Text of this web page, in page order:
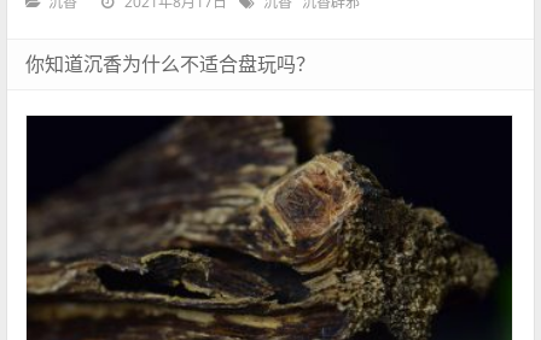
你知道沉香为什么不适合盘玩吗？